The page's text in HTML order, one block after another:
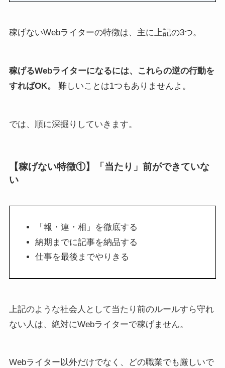
稼げないWebライターの特徴は、主に上記の3つ。
稼げるWebライターになるには、これらの逆の行動を
すればOK。
難しいことは1つもありませんよ。
では、順に深掘りしていきます。
【稼げない特徴①】「当たり」前ができていな
い
「報・連・相」を徹底する
納期までに記事を納品する
仕事を最後までやりきる
上記のような社会人として当たり前のルールすら守れ
ない人は、絶対にWebライターで稼げません。
Webライター以外だけでなく、どの職業でも厳しいで